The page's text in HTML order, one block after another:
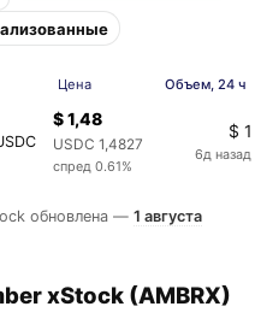
Цена Объем, 24 ч
$ 1,48
USDC 1,4827
спред 0.61%
$ 1
6д назад
обновлена —1 августа
xStock (AMBRX)